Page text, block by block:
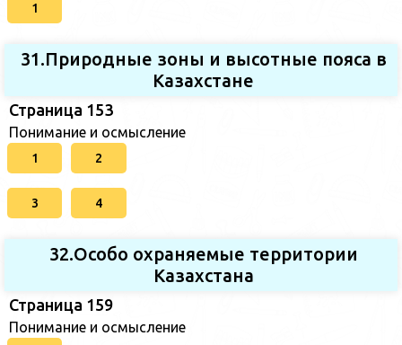
1
31.Природные зоны и высотные пояса в
Казахстане
Страница 153
Понимание и осмысление
1 2
3 4
32.Особо охраняемые территории
Казахстана
Страница 159
Понимание и осмысление